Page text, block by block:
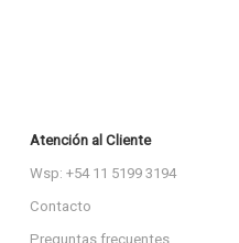
Atención al Cliente
Wsp: +54 11 5199 3194
Contacto
Preguntas frecuentes